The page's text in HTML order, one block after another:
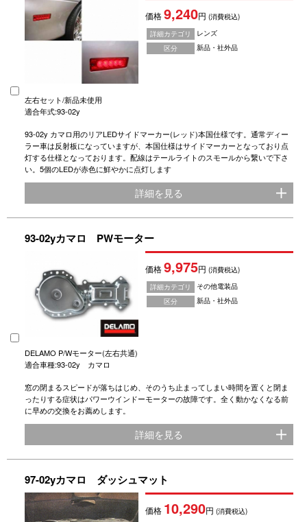
価格9,240円(消費税込)
詳細カテゴリ
レンズ
区分
新品・社外品
左右セット/新品未使用
適合年式:93-02y
93-02y カマロ用のリアLEDサイドマーカー(レッド)本国仕様です。通常ディー
ラー車は反射板になっていますが、本国仕様はサイドマーカーとなっており点
灯する仕様となっております。配線はテールライトのスモールから繋いで下さ
い。5個のLEDが赤色に鮮やかに点灯します
詳細を見る
93-02yカマロ PWモーター
価格9,975円(消費税込)
詳細カテゴリ
その他電装品
区分
新品・社外品
DELAMO P/Wモーター(左右共通)
適合車種:93-02y カマロ
窓の閉まるスピードが落ちはじめ、そのうち止まってしまい時間を置くと閉ま
ったりする症状はパワーウインドーモーターの故障です。全く動かなくなる前
に早めの交換をお薦めします。
詳細を見る
97-02yカマロ ダッシュマット
価格 10,290円(消費税込)